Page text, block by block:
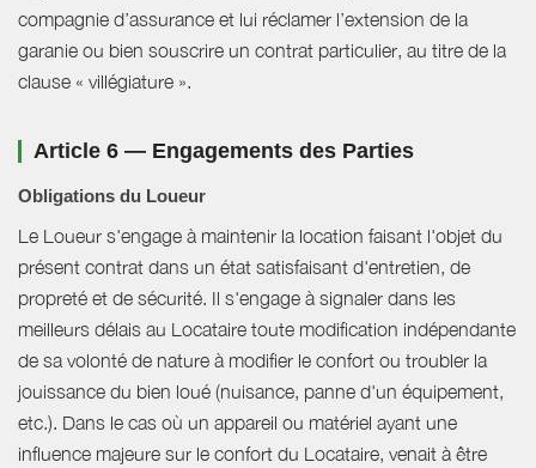
compagnie d’assurance et lui réclamer l’extension de la
garanie ou bien souscrire un contrat particulier, au titre de la
clause « villégiature ».
Article 6 — Engagements des Parties
Obligations du Loueur
Le Loueur s'engage à maintenir la location faisant l'objet du
présent contrat dans un état satisfaisant d'entretien, de
propreté et de sécurité. Il s'engage à signaler dans les
meilleurs délais au Locataire toute modification indépendante
de sa volonté de nature à modifier le confort ou troubler la
jouissance du bien loué (nuisance, panne d'un équipement,
etc.). Dans le cas où un appareil ou matériel ayant une
influence majeure sur le confort du Locataire, venait à être